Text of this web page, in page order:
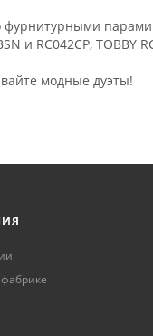
фурнитурными
и RC042CP, TOBBY
модные дуэты!